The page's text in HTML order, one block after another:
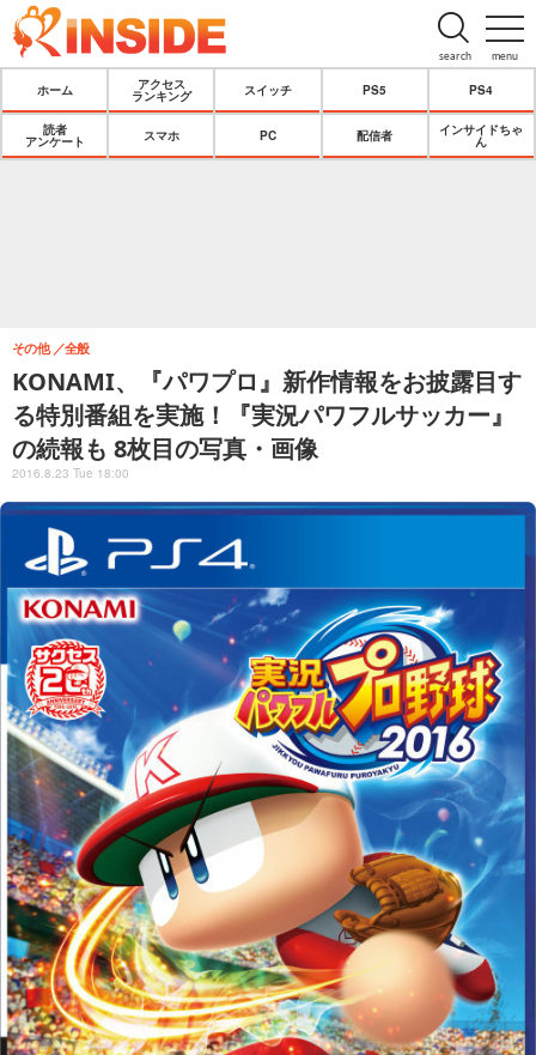
menu
search
ホーム
アクセス
ランキング
スイッチ PS5 PS4
読者
アンケート
スマホ PC 配信者
インサイドちゃ
ん
KONAMI、『パワプロ』新作情報をお披露目す
る特別番組を実施！『実況パワフルサッカー』
の続報も 8枚目の写真・画像
その他 全般
2016.8.23 Tue 18:00